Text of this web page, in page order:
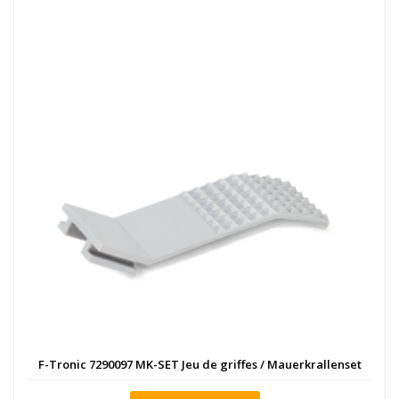
F-Tronic 7290097 MK-SET Jeu de griffes / Mauerkrallenset